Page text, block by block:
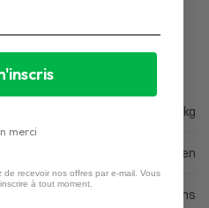
0,25 kg
David Carmona, Karen Nguyen
À partir de 7 ans
merci
recevoir nos offres par e-mail. Vous
à tout moment.